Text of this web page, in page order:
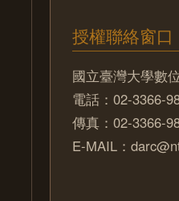
授權聯絡窗口
國立臺灣大學數
電話：02-3366-
傳真：02-3366-
E-MAIL：